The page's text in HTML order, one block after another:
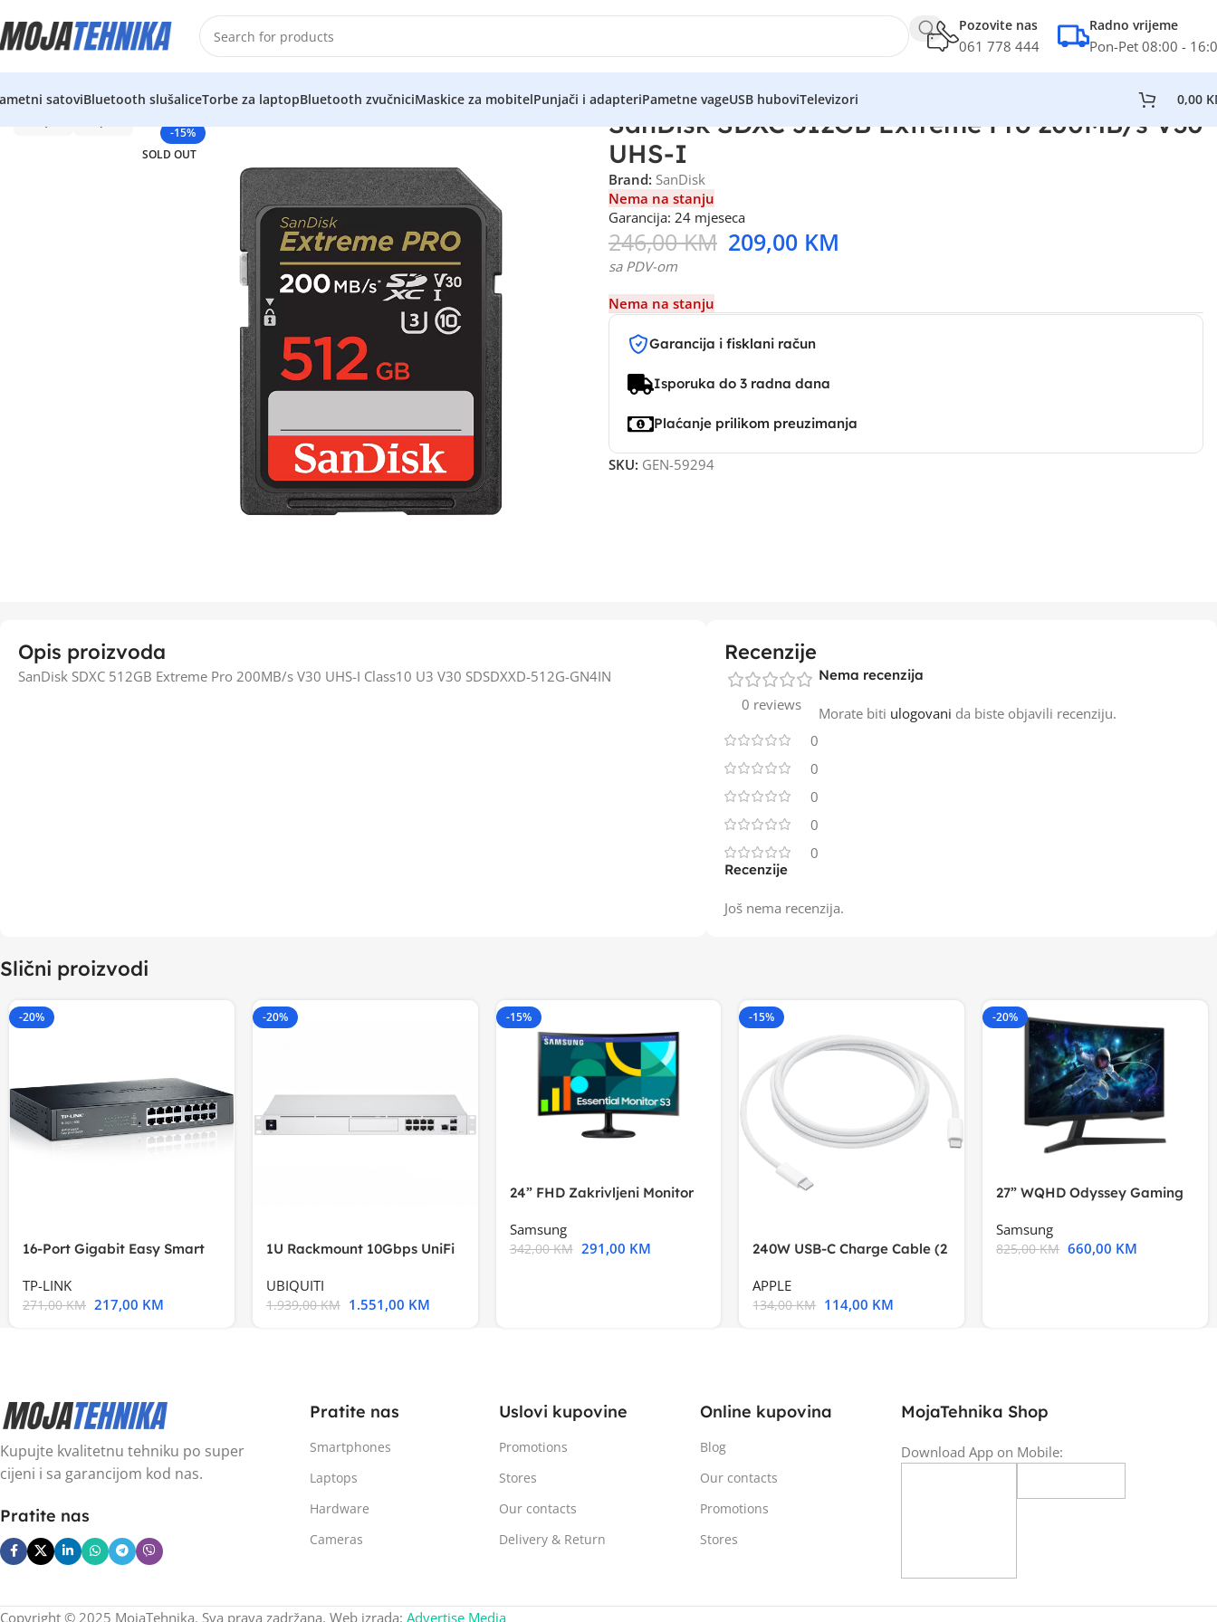
Pozovite nas
061 778 444
Radno vrijeme
Pon-Pet 08:00 -
satoviBluetooth slušaliceTorbe za laptopBluetooth zvučniciMaskice za mobitelPunjači i adapteriPametne vageUSB huboviTelevizori 0,00
-15%
SOLD OUT
SanDisk SDXC 512GB Extreme Pro 200MB/s V30
UHS-I
Brand: SanDisk
Nema na stanju
Garancija: 24 mjeseca
246,00KM 209,00 KM
sa PDV-om
Nema na stanju
Garancija i fisklani račun
Isporuka do 3 radna dana
Plaćanje prilikom preuzimanja
SKU: GEN-59294
Opis proizvoda
SanDisk SDXC 512GB Extreme Pro 200MB/s V30 UHS-I Class10 U3 V30 SDSDXXD-512G-GN4IN
Recenzije
0 reviews
0
0
0
0
0
Recenzije
Još nema recenzija.
Nema recenzija
Morate biti ulogovani da biste objavili recenziju.
Slični proizvodi
-20%
16-Port Gigabit Easy Smart
TP-LINK
271,00KM 217,00 KM
-20%
1U Rackmount 10Gbps UniFi
UBIQUITI
1.939,00KM 1.551,00 KM
-15%
24” FHD Zakrivljeni Monitor
Samsung
342,00KM 291,00 KM
-15%
240W USB-C Charge Cable (2
APPLE
134,00KM 114,00 KM
-20%
27” WQHD Odyssey Gaming
Samsung
825,00KM 660,00 KM
Kupujte kvalitetnu tehniku po super
cijeni i sa garancijom kod nas.
Pratite nas
Pratite nas
Smartphones
Laptops
Hardware
Cameras
Uslovi kupovine
Promotions
Stores
Our contacts
Delivery & Return
Online kupovina
Blog
Our contacts
Promotions
Stores
MojaTehnika Shop
Download App on Mobile:
Copyright © 2025 MojaTehnika. Sva prava zadržana. Web izrada: Advertise Media